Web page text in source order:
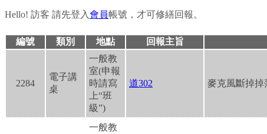
一
般
報
Hello! 訪客 請先登入會員帳號，才可修繕回報。
編號 類別 地點 回報主旨
2284
電子講
桌
一般教
室(申報
時請寫
上“班
級”)
道302 麥克風斷掉掉
一般教